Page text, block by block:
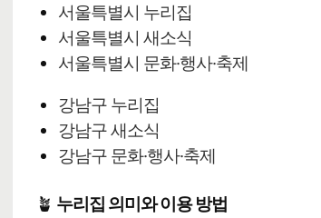
서울특별시 누리집
서울특별시 새소식
서울특별시 문화·행사·축제
강남구 누리집
강남구 새소식
강남구 문화·행사·축제
🪴 누리집 의미와 이용 방법